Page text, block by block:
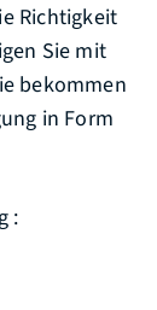
Richtigkeit
Sie mit
bekommen
in Form
: